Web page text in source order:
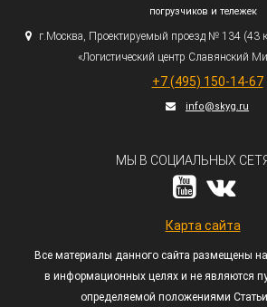
погрузчиков и тележек
г.Москва, Проектируемый проезд № 134 (43
«Логистический центр Славянский
+7 (495) 150-14-67
info@skyg.ru
МЫ В СОЦИАЛЬНЫХ
Карта сайта
Все материалы данного сайта размещены
в информационных целях и не являются
определяемой положениями